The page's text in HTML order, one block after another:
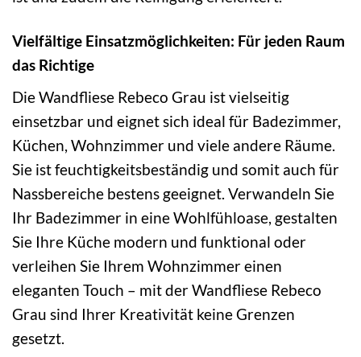
Vielfältige Einsatzmöglichkeiten: Für jeden Raum
das Richtige
Die Wandfliese Rebeco Grau ist vielseitig
einsetzbar und eignet sich ideal für Badezimmer,
Küchen, Wohnzimmer und viele andere Räume.
Sie ist feuchtigkeitsbeständig und somit auch für
Nassbereiche bestens geeignet. Verwandeln Sie
Ihr Badezimmer in eine Wohlfühloase, gestalten
Sie Ihre Küche modern und funktional oder
verleihen Sie Ihrem Wohnzimmer einen
eleganten Touch – mit der Wandfliese Rebeco
Grau sind Ihrer Kreativität keine Grenzen
gesetzt.